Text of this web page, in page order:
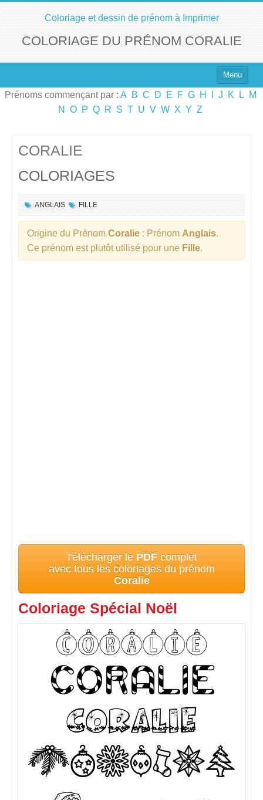
Coloriage et dessin de prénom à Imprimer
COLORIAGE DU PRÉNOM CORALIE
Menu
Top 100 des Prénoms
Prénoms commençant par : A B C D E F G H J K L
M
N
O P Q R S T U V W X Y Z
CORALIE
COLORIAGES
ANGLAIS FILLE
Origine du Prénom Coralie : Prénom Anglais.
Ce prénom est plutôt utilisé pour une Fille.
Télécharger le PDF complet
avec tous les coloriages du prénom
Coralie
Coloriage Spécial Noël